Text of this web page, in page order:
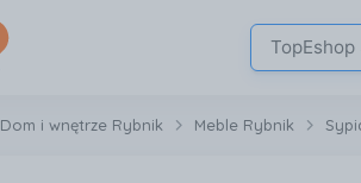
Dom i wnętrze Rybnik Meble Rybnik